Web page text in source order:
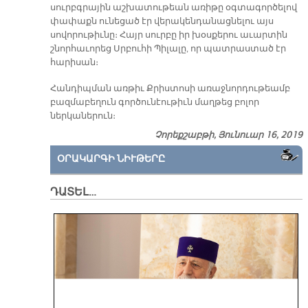
սուրբգրային աշխատութեան առիթը օգտագործելով
փափաքն ունեցած էր վերակենդանացնելու այս
սովորութիւնը։ Հայր սուրբը իր խօսքերու աւարտին
շնորհաւորեց Սրբուհի Պիլալը, որ պատրաստած էր
հարիսան։
Հանդիպման առթիւ Քրիստոսի առաջնորդութեամբ
բազմաբեղուն գործունէութիւն մաղթեց բոլոր
ներկաներուն։
Չորեքշաբթի, Յունուար 16, 2019
ՕՐԱԿԱՐԳԻ ՆԻՒԹԵՐԸ
ԴԱՏԵԼ…